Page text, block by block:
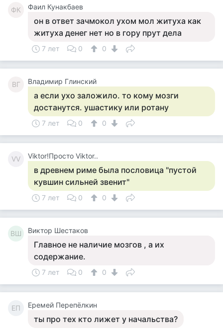
ФК Фаил Кунакбаев
он в ответ зачмокол ухом мол житуха как
житуха денег нет но в гору прут дела
7 лет 0 0
ВГ Владимир Глинский
а если ухо заложило. то кому мозги
достанутся. ушастику или ротану
7 лет 0 0
VV Viktor!Просто Viktor..
в древнем риме была пословица "пустой
кувшин сильней звенит"
7 лет 0 0
ВШ Виктор Шестаков
Главное не наличие мозгов , а их
содержание.
7 лет 0 0
ЕП Еремей Перепёлкин
ты про тех кто лижет у начальства?